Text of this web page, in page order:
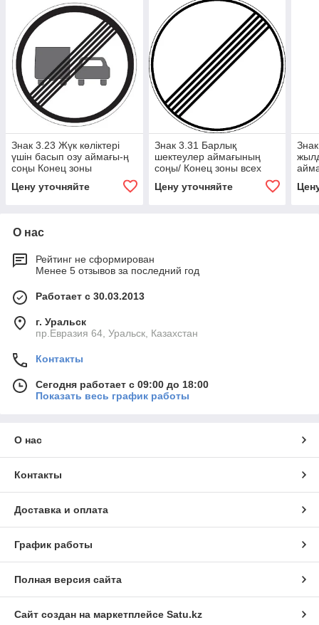
Знак 3.23 Жүк көліктері
үшін басып озу аймағы-ң
соңы Конец зоны
грузовым автомобилям
Цену уточняйте
Знак 3.31 Барлық
шектеулер аймағының
соңы/ Конец зоны всех
Цену уточняйте
О нас
Рейтинг не сформирован
Менее 5 отзывов за последний год
Работает с 30.03.2013
г. Уральск
пр.Евразия 64, Уральск, Казахстан
Контакты
Сегодня работает с 09:00 до 18:00
Показать весь график работы
О нас
Контакты
Доставка и оплата
График работы
Полная версия сайта
Сайт создан на маркетплейсе Satu.kz